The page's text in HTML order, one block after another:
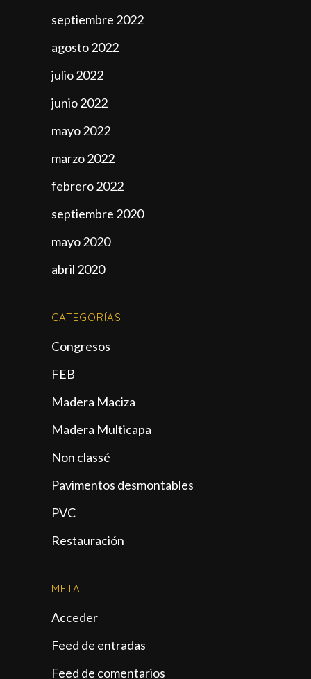
septiembre 2022
agosto 2022
julio 2022
junio 2022
mayo 2022
marzo 2022
febrero 2022
septiembre 2020
mayo 2020
abril 2020
CATEGORÍAS
Congresos
FEB
Madera Maciza
Madera Multicapa
Non classé
Pavimentos desmontables
PVC
Restauración
META
Acceder
Feed de entradas
Feed de comentarios